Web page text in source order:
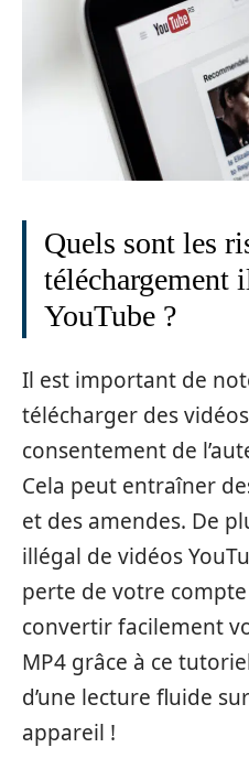
Quels sont les
téléchargement
YouTube ?
Il est important de
télécharger des
consentement de
Cela peut entraîner
et des amendes. De
illégal de vidéos
perte de votre
convertir facilement
MP4 grâce à ce
d’une lecture fluide
appareil !